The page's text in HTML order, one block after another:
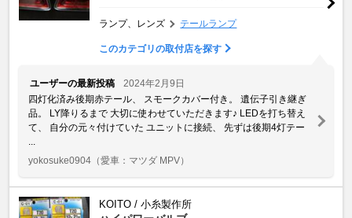
ランプ、レンズ テールランプ
このカテゴリの取付店を探す
ユーザーの最新投稿
2024年2月9日
四灯化済み後期赤テール、 スモークカバー付き。 遺伝子引き継ぎ
品。 LY降りるまで 大切に使わせていただきます♪ LEDを打ち替え
て、 自分の元々付けていた ユニットに接続、 先ずは後期4灯テー
yokosuke0904 （愛車：マツダ MPV）
KOITO / 小糸製作所